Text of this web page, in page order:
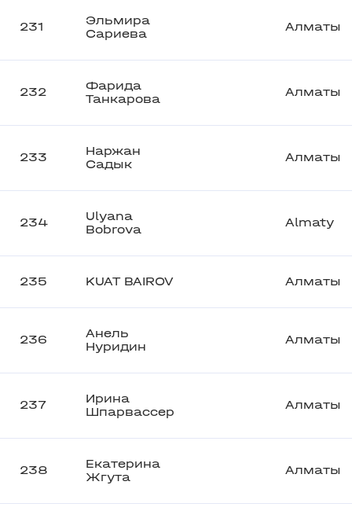
231
Эльмира
Сариева
Алматы
232
Фарида
Танкарова
Алматы
233
Наржан
Садык
Алматы
234
Ulyana
Bobrova
Almaty
235 KUAT BAIROV Алматы
236
Анель
Нуридин
Алматы
237
Ирина
Шпарвассер
Алматы
238
Екатерина
Жгута
Алматы